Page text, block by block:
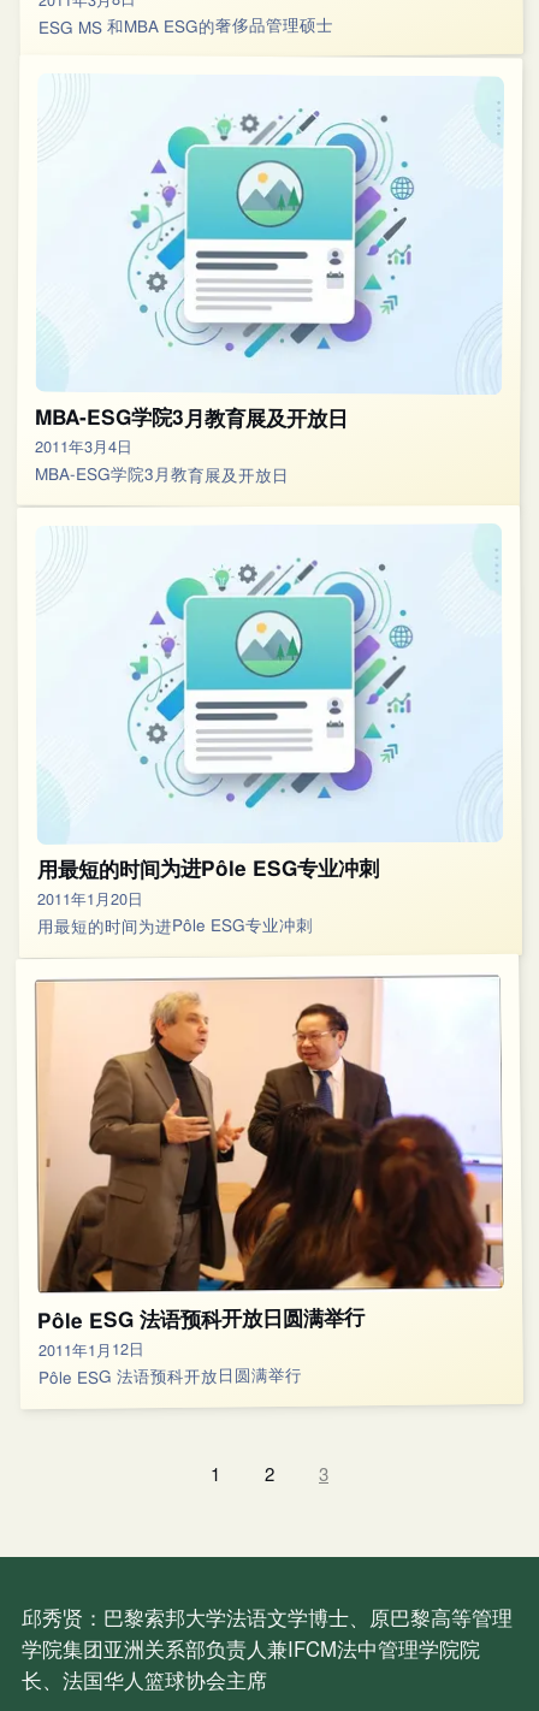
ESG MS 和MBA ESG的奢侈品管理硕士
MBA-ESG学院3月教育展及开放日
2011年3月4日
MBA-ESG学院3月教育展及开放日
用最短的时间为进Pôle ESG专业冲刺
2011年1月20日
用最短的时间为进Pôle ESG专业冲刺
Pôle ESG 法语预科开放日圆满举行
2011年1月12日
Pôle ESG 法语预科开放日圆满举行
1 2 3
邱秀贤：巴黎索邦大学法语文学博士、原巴黎高等管理
学院集团亚洲关系部负责人兼IFCM法中管理学院院
长、法国华人篮球协会主席